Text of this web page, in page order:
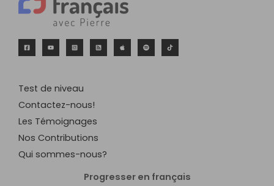
Test de niveau
Contactez-nous!
Les Témoignages
Nos Contributions
Qui sommes-nous?
Progresser en français